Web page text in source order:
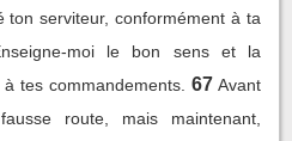
ton serviteur, conformément à ta
moi le bon sens et la
tes commandements. 67 Avant
route, mais maintenant,